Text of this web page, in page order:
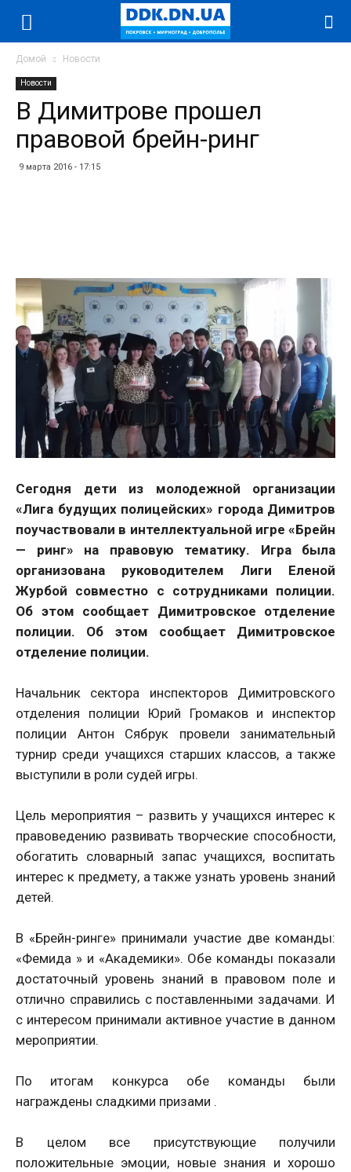
Домой Новости
Новости
В Димитрове прошел
правовой брейн-ринг
9 марта 2016 - 17:15
Сегодня дети из молодежной организации
«Лига будущих полицейских» города Димитров
поучаствовали в интеллектуальной игре «Брейн
— ринг» на правовую тематику. Игра была
организована руководителем Лиги Еленой
Журбой совместно с сотрудниками полиции.
Об этом сообщает Димитровское отделение
полиции. Об этом сообщает Димитровское
отделение полиции.
Начальник сектора инспекторов Димитровского
отделения полиции Юрий Громаков и инспектор
полиции Антон Сябрук провели занимательный
турнир среди учащихся старших классов, а также
выступили в роли судей игры.
Цель мероприятия – развить у учащихся интерес к
правоведению развивать творческие способности,
обогатить словарный запас учащихся, воспитать
интерес к предмету, а также узнать уровень знаний
детей.
В «Брейн-ринге» принимали участие две команды:
«Фемида » и «Академики». Обе команды показали
достаточный уровень знаний в правовом поле и
отлично справились с поставленными задачами. И
с интересом принимали активное участие в данном
мероприятии.
По итогам конкурса обе команды были
награждены сладкими призами .
В целом все присутствующие получили
положительные эмоции, новые знания и хорошо